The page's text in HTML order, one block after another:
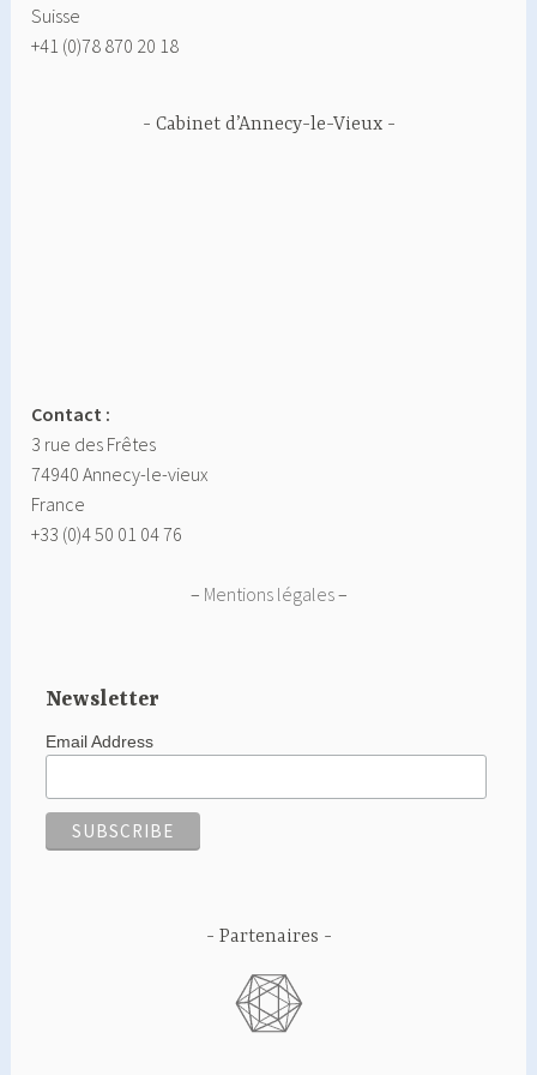
Suisse
+41 (0)78 870 20 18
Cabinet d’Annecy-le-Vieux
Contact :
3 rue des Frêtes
74940 Annecy-le-vieux
France
+33 (0)4 50 01 04 76
– Mentions légales–
Newsletter
Email Address
Partenaires